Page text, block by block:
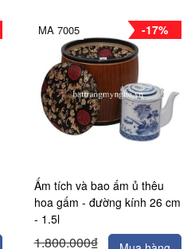
-17%
MA 7005
Ấm tích và bao ấm ủ thêu
hoa gấm - đường kính 26 cm
- 1.5l
1.800.000₫